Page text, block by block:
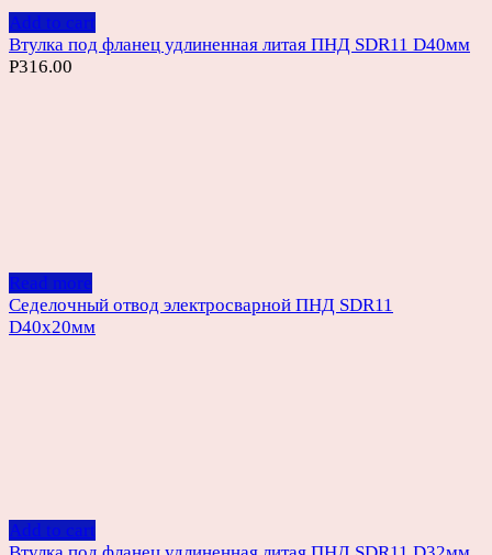
Add to cart
Втулка под фланец удлиненная литая ПНД SDR11 D40мм
Р316.00
Read more
Седелочный отвод электросварной ПНД SDR11
D40х20мм
Add to cart